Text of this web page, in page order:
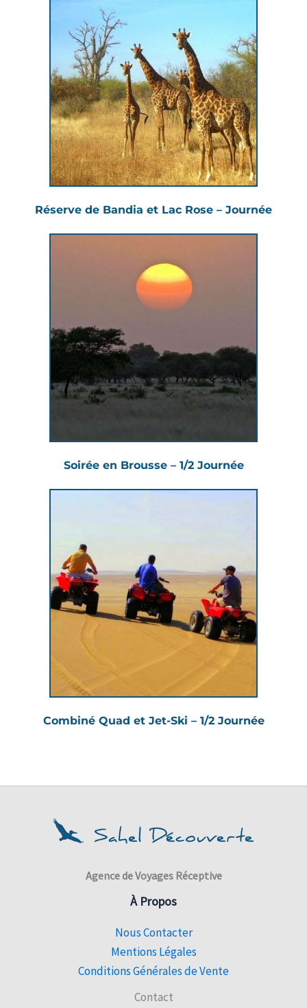
Réserve de Bandia et Lac Rose – Journée
Soirée en Brousse – 1/2 Journée
Combiné Quad et Jet-Ski – 1/2 Journée
Agence de Voyages Réceptive
À Propos
Nous Contacter
Mentions Légales
Conditions Générales de Vente
Contact